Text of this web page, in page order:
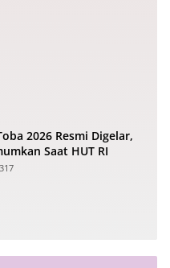
2026 Resmi Digelar,
Saat HUT RI
317